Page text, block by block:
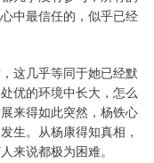
中最信任的，似乎已经
这几乎等同于她已经默
优的环境中长大，怎么
来得如此突然，杨铁心
生。从杨康得知真相，
来说都极为困难。